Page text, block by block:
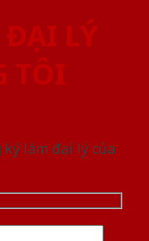
LÝ
TÔI
làm đại lý của